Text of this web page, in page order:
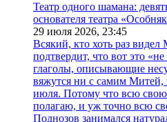
Театр одного шамана:
основателя театра
29 июля 2026, 23:45
Всякий, кто хоть раз
подтвердит, что вот это
глаголы, описывающие
вяжутся ни с самим Митей,
июля. Потому что всю свою
полагаю, и уж точно всю
Поднозов занимался